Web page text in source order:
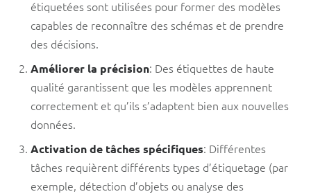
étiquetées sont utilisées pour former des modèles
capables de reconnaître des schémas et de prendre
des décisions.
Améliorer la précision: Des étiquettes de haute
qualité garantissent que les modèles apprennent
correctement et qu’ils s’adaptent bien aux nouvelles
données.
Activation de tâches spécifiques: Différentes
tâches requièrent différents types d’étiquetage (par
exemple, détection d’objets ou analyse des